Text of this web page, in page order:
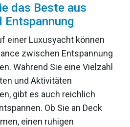
das Beste aus
Entspannung
einer Luxusyacht können
zwischen Entspannung
Während Sie eine Vielzahl
und Aktivitäten
gibt es auch reichlich
Ob Sie an Deck
einen ruhigen